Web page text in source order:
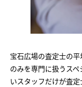
宝石広場の査定士の
のみを専門に扱うス
いスタッフだけが査定